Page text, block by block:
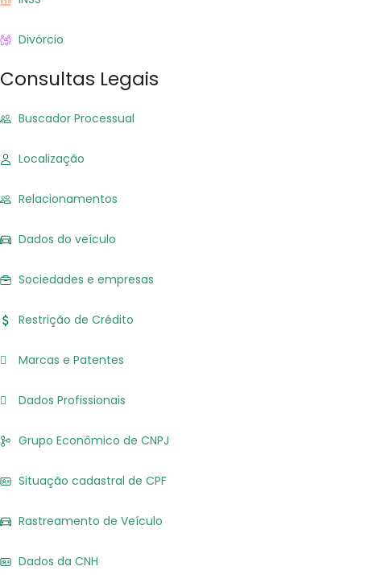
Divórcio
Consultas Legais
Buscador Processual
Localização
Relacionamentos
Dados do veículo
Sociedades e empresas
Restrição de Crédito
Marcas e Patentes
Dados Profissionais
Grupo Econômico de CNPJ
Situação cadastral de CPF
Rastreamento de Veículo
Dados da CNH